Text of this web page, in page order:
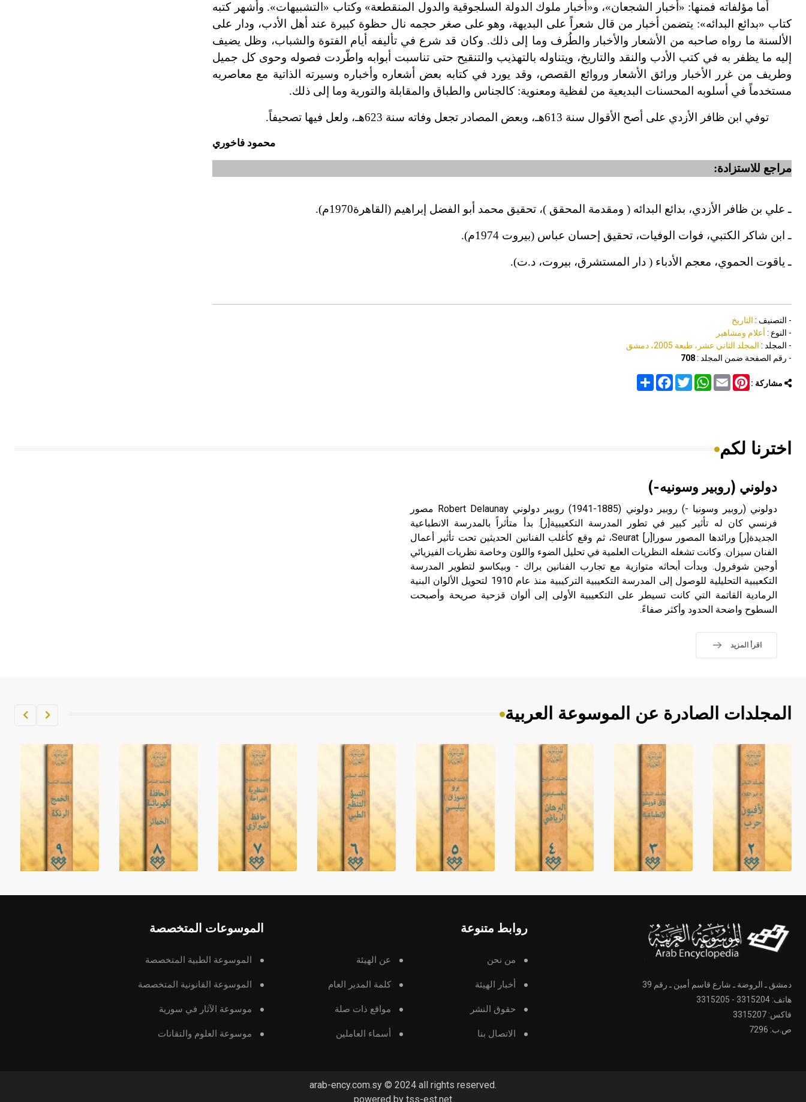
أما مؤلفاته فمنها: «أخبار الشجعان»، و«أخبار ملوك الدولة السلجوقية والدول المنقطعة» وكتاب «التشبيهات». وأشهر كتبه
كتاب «بدائع البدائه»: يتضمن أخبار من قال شعراً على البديهة، وهو على صغر حجمه نال حظوة كبيرة عند أهل الأدب، ودار على
الألسنة ما رواه صاحبه من الأشعار والأخبار والطُرف وما إلى ذلك. وكان قد شرع في تأليفه أيام الفتوة والشباب، وظل يضيف
إليه ما يظفر به في كتب الأدب والنقد والتاريخ، ويتناوله بالتهذيب والتنقيح حتى تناسبت أبوابه واطّردت فصوله وحوى كل جميل
وطريف من غرر الأخبار ورائق الأشعار وروائع القصص، وقد يورد في كتابه بعض أشعاره وأخباره وسيرته الذاتية مع معاصريه
مستخدماً في أسلوبه المحسنات البديعية من لفظية ومعنوية: كالجناس والطباق والمقابلة والتورية وما إلى ذلك.
توفي ابن ظافر الأزدي على أصح الأقوال سنة 613هـ، وبعض المصادر تجعل وفاته سنة 623هـ، ولعل فيها تصحيفاً.
محمود فاخوري
مراجع للاستزادة:
ـ علي بن ظافر الأزدي، بدائع البدائه ( ومقدمة المحقق )، تحقيق محمد أبو الفضل إبراهيم (القاهرة1970م).
ـ ابن شاكر الكتبي، فوات الوفيات، تحقيق إحسان عباس (بيروت 1974م).
ـ ياقوت الحموي، معجم الأدباء ( دار المستشرق، بيروت، د.ت).
- التصنيف : التاريخ
- النوع : أعلام ومشاهير
- المجلد : المجلد الثاني عشر، طبعة 2005، دمشق
- رقم الصفحة ضمن المجلد :708
مشاركة : Share
FacebookTwitter
WhatsAppEmail
Pinterest
اخترنا لكم
دولوني (روبير وسونيه-)
دولوني (روبير وسونيا -) روبير دولوني (1885-1941) روبير دولوني Robert Delaunay مصور
فرنسي كان له تأثير كبير في تطور المدرسة التكعيبية[ر]. بدأ متأثراً بالمدرسة الانطباعية
الجديدة[ر] ورائدها المصور سورا[ر] Seurat، ثم وقع كأغلب الفنانين الحديثين تحت تأثير أعمال
الفنان سيزان. وكانت تشغله النظريات العلمية في تحليل الضوء واللون وخاصة نظريات الفيزيائي
أوجين شوفرول. وبدأت أبحاثه متوازية مع تجارب الفنانين براك - وبيكاسو لتطوير المدرسة
التكعيبية التحليلية للوصول إلى المدرسة التكعيبية التركيبية منذ عام 1910 لتحويل الألوان البنية
الرمادية القاتمة التي كانت تسيطر على التكعيبية الأولى إلى ألوان قزحية صريحة وأصبحت
السطوح واضحة الحدود وأكثر صفاءً.
اقرأ المزيد
المجلدات الصادرة عن الموسوعة العربية
دمشق ـ الروضة ـ شارع قاسم أمين ـ رقم 39
هاتف: 3315204 - 3315205
فاكس: 3315207
ص.ب: 7296
روابط متنوعة
من نحن عن الهيئة
أخبار الهيئة كلمة المدير العام
حقوق النشر مواقع ذات صلة
الاتصال بنا أسماء العاملين
الموسوعات المتخصصة
الموسوعة الطبية المتخصصة
الموسوعة القانونية المتخصصة
موسوعة الآثار في سورية
موسوعة العلوم والتقانات
arab-ency.com.sy © 2024 all rights reserved.
powered by tss-est.net